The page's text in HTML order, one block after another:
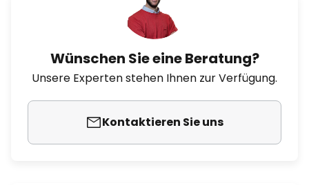
Wünschen Sie eine Beratung?
Unsere Experten stehen Ihnen zur Verfügung.
Kontaktieren Sie uns